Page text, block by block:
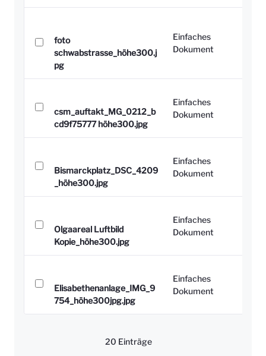
foto
schwabstrasse_höhe300.j
pg
Einfaches
Dokument
csm_auftakt_MG_0212_b
cd9f75777 höhe300.jpg
Einfaches
Dokument
Bismarckplatz_DSC_4209
_höhe300.jpg
Einfaches
Dokument
Olgaareal Luftbild
Kopie_höhe300.jpg
Einfaches
Dokument
Elisabethenanlage_IMG_9
754_höhe300jpg.jpg
Einfaches
Dokument
20 Einträge
Pro Seite